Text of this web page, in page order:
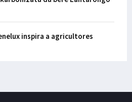
inspira a agricultores